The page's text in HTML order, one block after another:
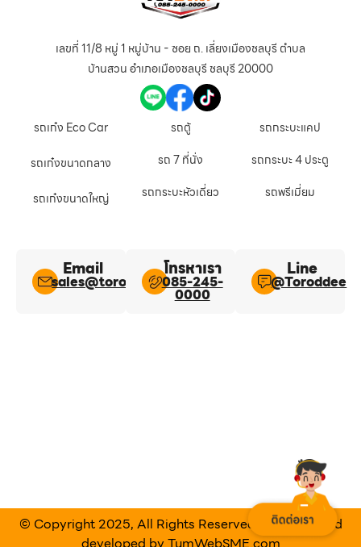
เลขที่ 11/8 หมู่ 1 หมู่บ้าน - ซอย ถ. เลี่ยงเมืองชลบุรี ตำบล
บ้านสวน อำเภอเมืองชลบุรี ชลบุรี 20000
รถเก๋ง Eco Car
รถเก๋งขนาดกลาง
รถเก๋งขนาดใหญ่
รถตู้
รถ 7 ที่นั่ง
รถกระบะหัวเดี่ยว
รถกระบะแคป
รถกระบะ 4 ประตู
รถพรีเมี่ยม
Email
sales@toroddee.com
โทรหาเรา
085-245-
0000
Line​
@Toroddee​
© Copyright 2025, All Rights Reserved Designed and